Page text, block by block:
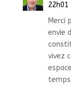
22h01
Merci
envie
vivez